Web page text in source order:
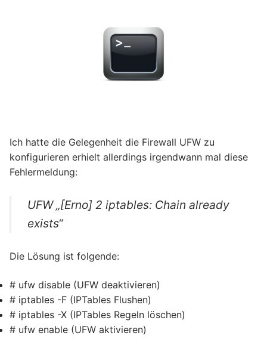
Ich hatte die Gelegenheit die Firewall UFW zu
konfigurieren erhielt allerdings irgendwann mal diese
Fehlermeldung:
UFW „[Erno] 2 iptables: Chain already
exists“
Die Lösung ist folgende:
# ufw disable (UFW deaktivieren)
# iptables -F (IPTables Flushen)
# iptables -X (IPTables Regeln löschen)
# ufw enable (UFW aktivieren)